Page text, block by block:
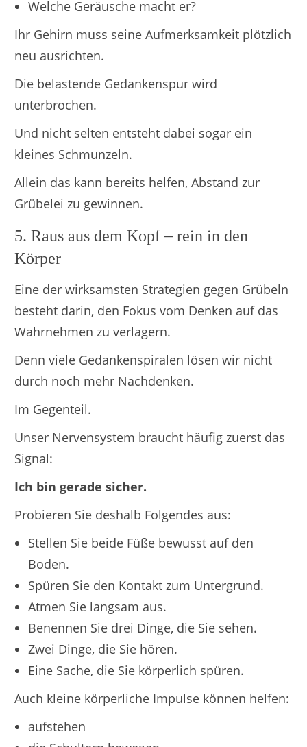
Welche Geräusche macht er?
Ihr Gehirn muss seine Aufmerksamkeit plötzlich
neu ausrichten.
Die belastende Gedankenspur wird
unterbrochen.
Und nicht selten entsteht dabei sogar ein
kleines Schmunzeln.
Allein das kann bereits helfen, Abstand zur
Grübelei zu gewinnen.
5. Raus aus dem Kopf – rein in den
Körper
Eine der wirksamsten Strategien gegen Grübeln
besteht darin, den Fokus vom Denken auf das
Wahrnehmen zu verlagern.
Denn viele Gedankenspiralen lösen wir nicht
durch noch mehr Nachdenken.
Im Gegenteil.
Unser Nervensystem braucht häufig zuerst das
Signal:
Ich bin gerade sicher.
Probieren Sie deshalb Folgendes aus:
Stellen Sie beide Füße bewusst auf den
Boden.
Spüren Sie den Kontakt zum Untergrund.
Atmen Sie langsam aus.
Benennen Sie drei Dinge, die Sie sehen.
Zwei Dinge, die Sie hören.
Eine Sache, die Sie körperlich spüren.
Auch kleine körperliche Impulse können helfen:
aufstehen